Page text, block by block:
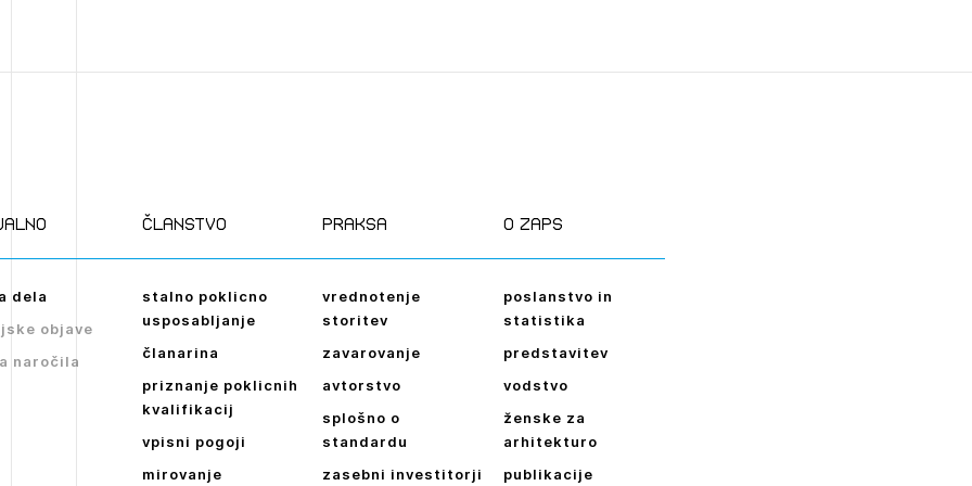
dela
objave
naročila
članstvo
stalno poklicno
usposabljanje
članarina
priznanje poklicnih
kvalifikacij
vpisni pogoji
mirovanje
praksa
vrednotenje
storitev
zavarovanje
avtorstvo
splošno o
standardu
zasebni investitorji
O zaps
poslanstvo in
statistika
predstavitev
vodstvo
ženske za
arhitekturo
publikacije